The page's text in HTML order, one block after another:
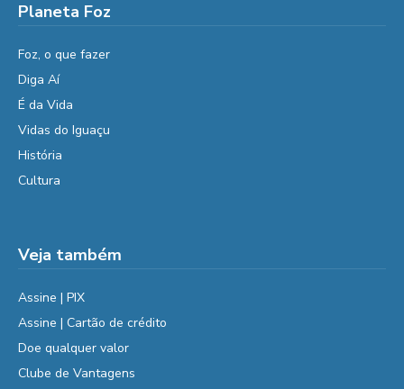
Planeta Foz
Foz, o que fazer
Diga Aí
É da Vida
Vidas do Iguaçu
História
Cultura
Veja também
Assine | PIX
Assine | Cartão de crédito
Doe qualquer valor
Clube de Vantagens